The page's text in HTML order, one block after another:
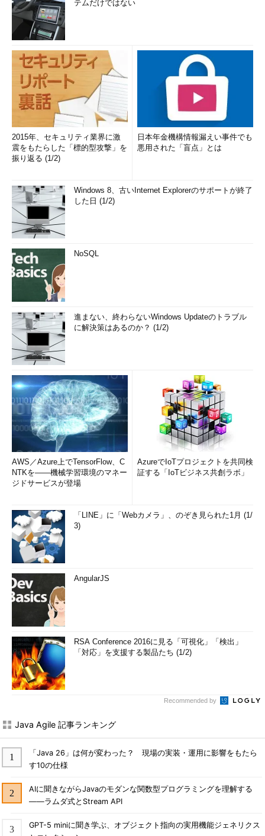
テムだけではない
2015年、セキュリティ業界に激
震をもたらした「標的型攻撃」を
振り返る (1/2)
日本年金機構情報漏えい事件でも
悪用された「盲点」とは
Windows 8、古いInternet Explorerのサポートが終了
した日 (1/2)
NoSQL
進まない、終わらないWindows Updateのトラブル
に解決策はあるのか？ (1/2)
AWS／Azure上でTensorFlow、C
NTKを――機械学習環境のマネー
ジドサービスが登場
AzureでIoTプロジェクトを共同検
証する「IoTビジネス共創ラボ」
「LINE」に「Webカメラ」、のぞき見られた1月 (1/
3)
AngularJS
RSA Conference 2016に見る「可視化」「検出」
「対応」を支援する製品たち (1/2)
Recommended by
Java Agile 記事ランキング
「Java 26」は何が変わった？ 現場の実装・運用に影響をもたら
す10の仕様
AIに聞きながらJavaのモダンな関数型プログラミングを理解する
――ラムダ式とStream API
GPT-5 miniに聞き学ぶ、オブジェクト指向の実用機能ジェネリクス